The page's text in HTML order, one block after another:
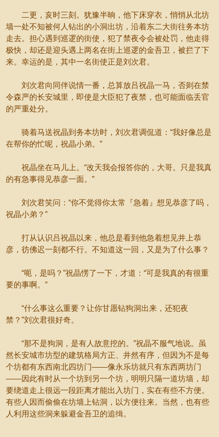
二更，亥时三刻。犹豫半晌，他下床穿衣，悄悄从北坊
墙一处不知被何人钻出的小洞出坊，沿着东二大街往务本坊
走去。担心遇到巡逻的街使，犯了禁夜令会被处罚，他走得
极快，却还是迎头遇上两名在街上巡逻的金吾卫，被拦了下
来。幸运的是，其中一名街使正是刘次君。
刘次君向同伴说情一番，总算放吕祝晶一马，否则在禁
令森严的长安城里，即使是大臣犯了夜禁，也可能面临丢官
的严重处分。
骑着马送祝晶到务本坊时，刘次君调侃道：“我好像总是
在帮你的忙呢，祝晶小弟。”
祝晶坐在马儿上。“改天我会报答你的，大哥。只是我真
的有急事得见恭彦一面。”
刘次君笑问：“你不觉得你太常『急着』想见恭彦了吗，
祝晶小弟？”
打从认识吕祝晶以来，他总是看到他急着想见井上恭
彦，彷佛迟一刻都不行。不知道这一回，又是为了什么事？
“呃，是吗？”祝晶愣了一下，才道：“可是我真的有很重
要的事啊。”
“什么事这么重要？让你甘愿钻狗洞出来，还犯夜
禁？”刘次君很好奇。
“那不是狗洞，是有人故意挖的。”祝晶不服气地说。虽
然长安城市坊型的建筑格局方正、井然有序，但因为不是每
个坊都有东西南北四坊门——像永乐坊就只有东西两坊门
——因此有时从一个坊到另一个坊，明明只隔一道坊墙，却
要绕道走上很远一段距离才能出入坊门，实在有些不方便。
有些人因而偷偷在坊墙上钻洞，以方便往来。当然，也有些
人利用这些洞来躲避金吾卫的追缉。